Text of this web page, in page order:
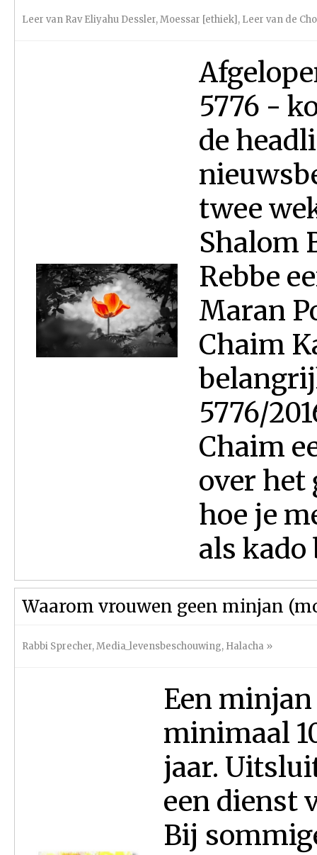
Leer van Rav Eliyahu Dessler,Moessar [ethiek], Leer van de
5776 -
de
twee
Shalom
Rebbe
Maran
Chaim
5776/
Chaim
over het
hoe je
als kado
Waarom vrouwen geen minjan
Rabbi Sprecher,Media_levensbeschouwing, Halacha »
Een
minimaal
jaar.
een dienst
Bij